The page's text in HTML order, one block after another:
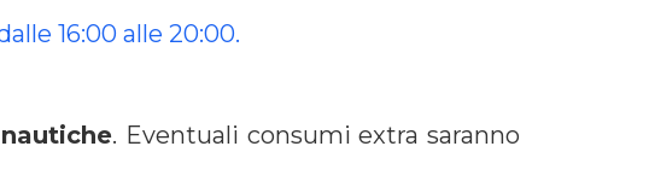
16:00 alle 20:00.
. Eventuali consumi extra saranno